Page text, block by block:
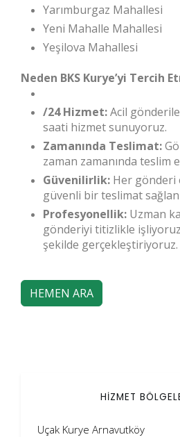
Yarımburgaz Mahallesi
Yeni Mahalle Mahallesi
Yeşilova Mahallesi
Neden BKS Kurye’yi Tercih
/24 Hizmet:Acil
saati hizmet sunuyoruz.
Zamanında Teslimat:
zaman zamanında teslim
Güvenilirlik: Her gönderi
güvenli bir teslimat
Profesyonellik: Uzman
gönderiyi titizlikle
şekilde gerçekleştiriyoruz.
HEMEN ARA
HİZMET
Uçak Kurye Arnavutköy